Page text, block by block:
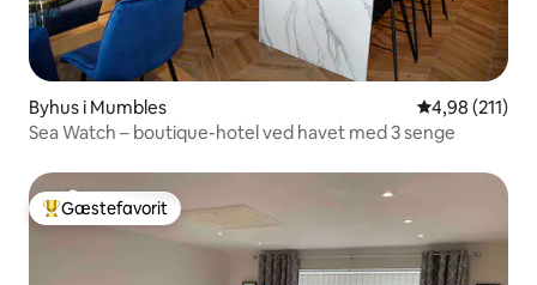
Byhus i Mumbles 4,98 ud af 5 i
4,98 (211)
Sea Watch – boutique-hotel ved havet med 3 senge
Bedste gæstefavorit
Gæstefavorit